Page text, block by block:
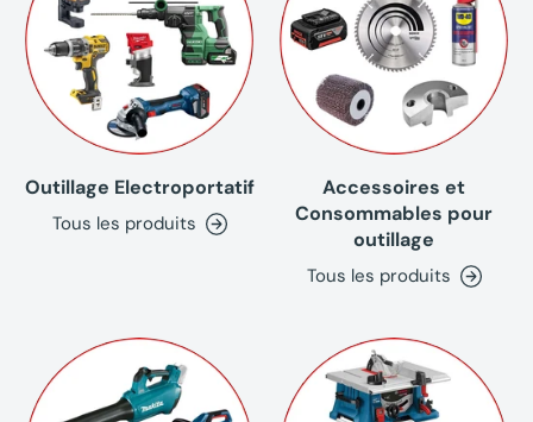
Outillage Electroportatif
Tous les produits
Accessoires et
Consommables pour
outillage
Tous les produits